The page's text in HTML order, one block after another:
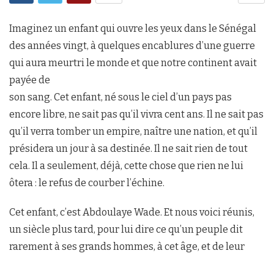
Imaginez un enfant qui ouvre les yeux dans le Sénégal
des années vingt, à quelques encablures d’une guerre
qui aura meurtri le monde et que notre continent avait
payée de
son sang. Cet enfant, né sous le ciel d’un pays pas
encore libre, ne sait pas qu’il vivra cent ans. Il ne sait pas
qu’il verra tomber un empire, naître une nation, et qu’il
présidera un jour à sa destinée. Il ne sait rien de tout
cela. Il a seulement, déjà, cette chose que rien ne lui
ôtera : le refus de courber l’échine.
Cet enfant, c’est Abdoulaye Wade. Et nous voici réunis,
un siècle plus tard, pour lui dire ce qu’un peuple dit
rarement à ses grands hommes, à cet âge, et de leur